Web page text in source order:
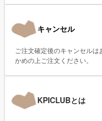
キャンセル
ご注文確定後のキャンセル
かめの上ご注文ください。
KPICLUBとは